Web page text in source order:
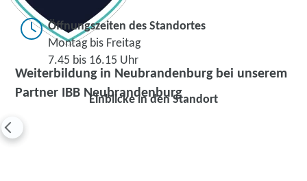
Weiterbildung in Neubrandenburg bei unserem
Partner IBB Neubrandenburg
Öffnungszeiten des Standortes
Montag bis Freitag
7.45 bis 16.15 Uhr
Einblicke in den Standort